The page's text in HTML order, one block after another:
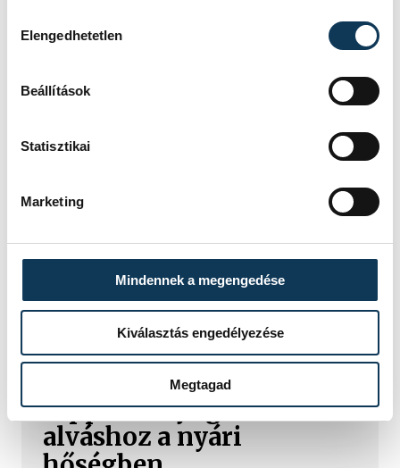
Elengedhetetlen
Beállítások
Statisztikai
Marketing
Mindennek a megengedése
Kiválasztás engedélyezése
Megtagad
TOVÁBBI CIKKEK
Tippek a nyugodtabb
alváshoz a nyári